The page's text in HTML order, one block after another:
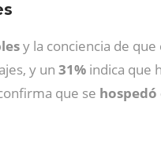
y la conciencia de que
y un 31% indica que
que se